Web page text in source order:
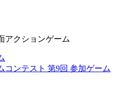
アクションゲーム
コンテスト 第9回 参加ゲーム